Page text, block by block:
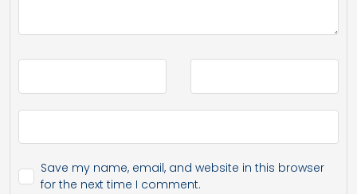
Save my name, email, and website in this browser
for the next time I comment.